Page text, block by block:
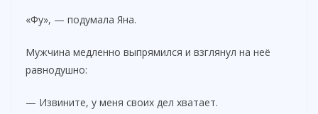
«Фу», — подумала Яна.
Мужчина медленно выпрямился и взглянул на неё
равнодушно:
— Извините, у меня своих дел хватает.